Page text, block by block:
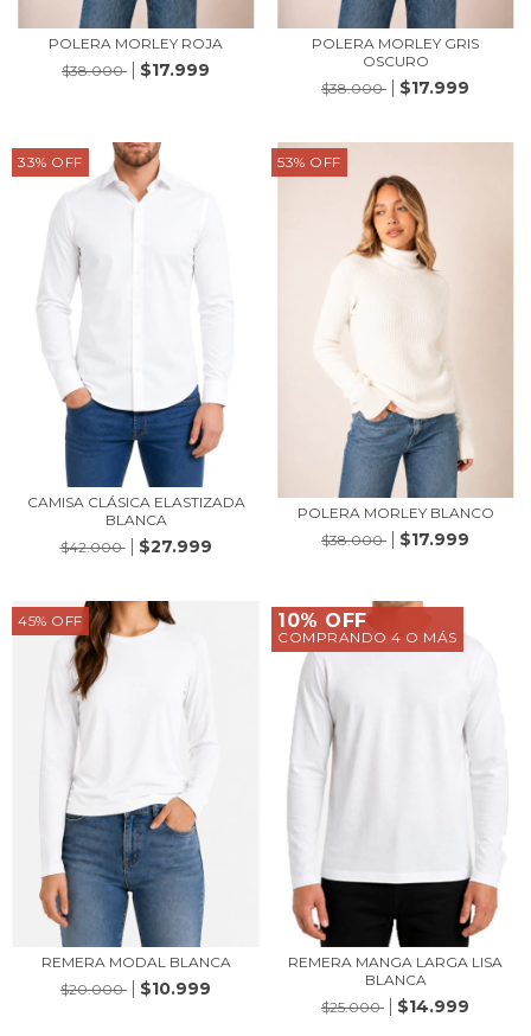
POLERA MORLEY ROJA
$38.000
$17.999
POLERA MORLEY GRIS
OSCURO
$38.000
$17.999
33% OFF
CAMISA CLÁSICA ELASTIZADA
BLANCA
$42.000
$27.999
53% OFF
POLERA MORLEY BLANCO
$38.000
$17.999
45% OFF
REMERA MODAL BLANCA
$20.000
$10.999
10% OFF
COMPRANDO 4 O MÁS
REMERA MANGA LARGA LISA
BLANCA
$25.000
$14.999